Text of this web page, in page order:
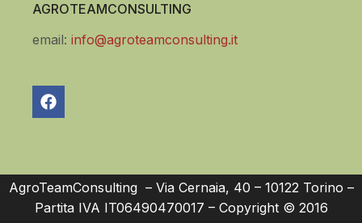
AGROTEAMCONSULTING
email: info@agroteamconsulting.it
AgroTeamConsulting – Via Cernaia, 40 – 10122 Torino –
Partita IVA IT06490470017 – Copyright © 2016